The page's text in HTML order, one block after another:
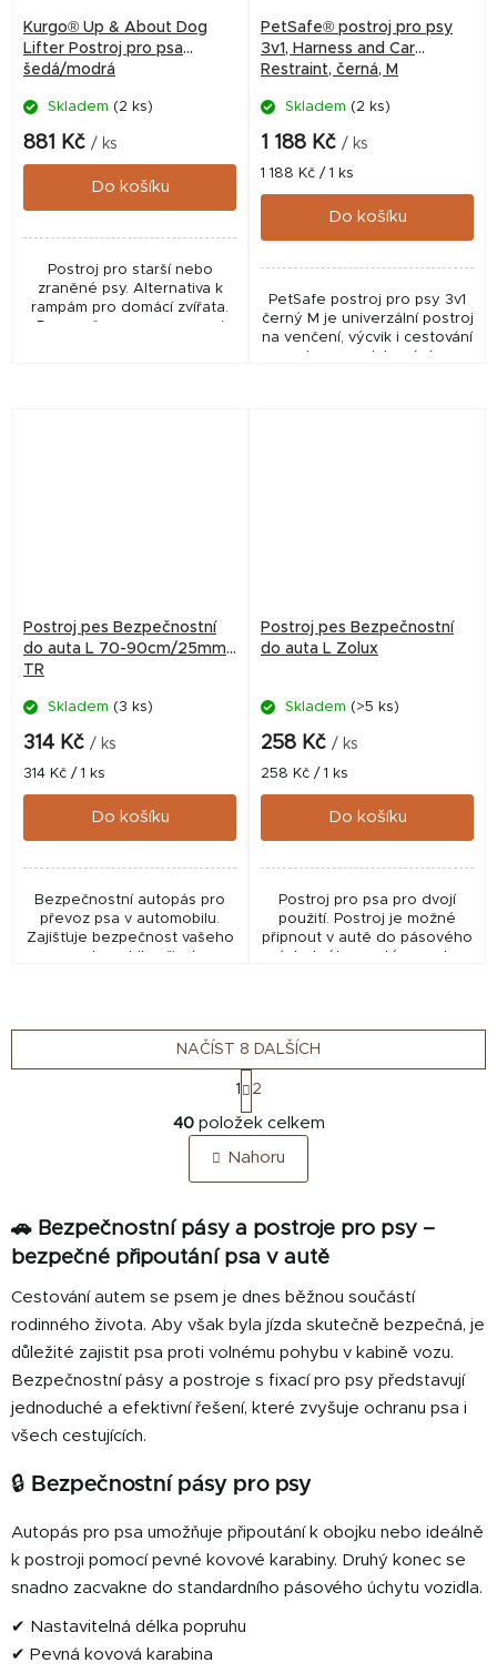
Kurgo® Up & About Dog
Lifter Postroj pro psa
šedá/modrá
Skladem (2 ks)
881 Kč / ks
Do košíku
Postroj pro starší nebo
zraněné psy. Alternativa k
rampám pro domácí zvířata.
PetSafe® postroj pro psy
3v1, Harness and Car
Restraint, černá, M
Skladem (2 ks)
1 188 Kč / ks
Měrná
cena:
1 188 Kč / 1 ks
Do košíku
PetSafe postroj pro psy 3v1
černý M je univerzální postroj
na venčení, výcvik i cestování
Postroj pes Bezpečnostní
do auta L 70-90cm/25mm
TR
Skladem (3 ks)
314 Kč / ks
Měrná
cena:
314 Kč / 1 ks
Do košíku
Bezpečnostní autopás pro
převoz psa v automobilu.
Zajišťuje bezpečnost vašeho
Postroj pes Bezpečnostní
do auta L Zolux
Skladem (>5 ks)
258 Kč / ks
Měrná
cena:
258 Kč / 1 ks
Do košíku
Postroj pro psa pro dvojí
použití. Postroj je možné
připnout v autě do pásového
O
v
l
á
a
c
í
r
v
k
y
p
s
u
NAČÍST 8 DALŠÍCH
S
t
r
á
n
k
v
á
n
í
1 2
40položek celkem
Nahoru
🚗 Bezpečnostní pásy a postroje pro psy –
bezpečné připoutání psa v autě
Cestování autem se psem je dnes běžnou součástí
rodinného života. Aby však byla jízda skutečně bezpečná, je
důležité zajistit psa proti volnému pohybu v kabině vozu.
Bezpečnostní pásy a postroje s fixací pro psy představují
jednoduché a efektivní řešení, které zvyšuje ochranu psa i
všech cestujících.
🔒 Bezpečnostní pásy pro psy
Autopás pro psa umožňuje připoutání k obojku nebo ideálně
k postroji pomocí pevné kovové karabiny. Druhý konec se
snadno zacvakne do standardního pásového úchytu vozidla.
✔ Nastavitelná délka popruhu
✔ Pevná kovová karabina